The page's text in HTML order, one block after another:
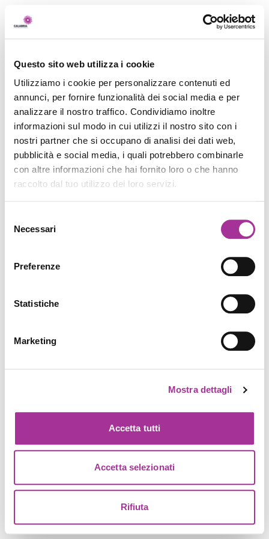
Questo sito web utilizza i cookie
Utilizziamo i cookie per personalizzare contenuti ed
annunci, per fornire funzionalità dei social media e per
analizzare il nostro traffico. Condividiamo inoltre
informazioni sul modo in cui utilizzi il nostro sito con i
nostri partner che si occupano di analisi dei dati web,
pubblicità e social media, i quali potrebbero combinarle
con altre informazioni che hai fornito loro o che hanno
raccolto dal tuo utilizzo dei loro servizi.
delNecessari
Preferenze
Statistiche
Marketing
Mostra dettagli
Accetta tutti
Accetta selezionati
Rifiuta